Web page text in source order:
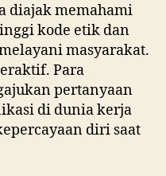
diajak memahami
kode etik dan
masyarakat.
Para
pertanyaan
di dunia kerja
diri saat